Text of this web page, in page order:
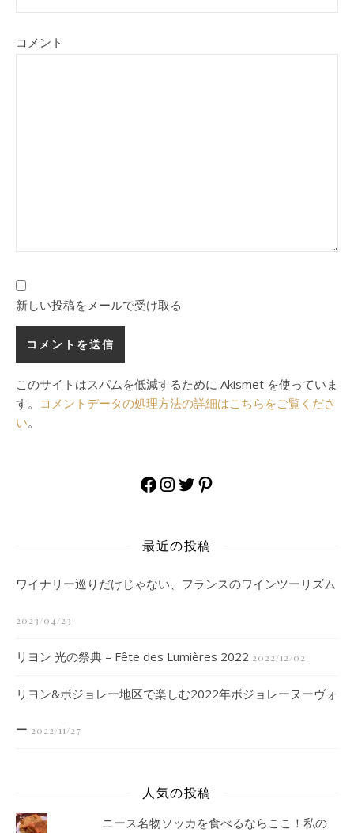
コメント
新しい投稿をメールで受け取る
このサイトはスパムを低減するために Akismet を使っていま
す。 コメントデータの処理方法の詳細はこちらをご覧くださ
い。
Facebook
Instagram
TwitterPinterest
最近の投稿
ワイナリー巡りだけじゃない、フランスのワインツーリズム
2023/04/23
リヨン 光の祭典 – Fête des Lumières 2022 2022/12/02
リヨン&ボジョレー地区で楽しむ2022年ボジョレーヌーヴォ
ー 2022/11/27
人気の投稿
ニース名物ソッカを食べるならここ！私の